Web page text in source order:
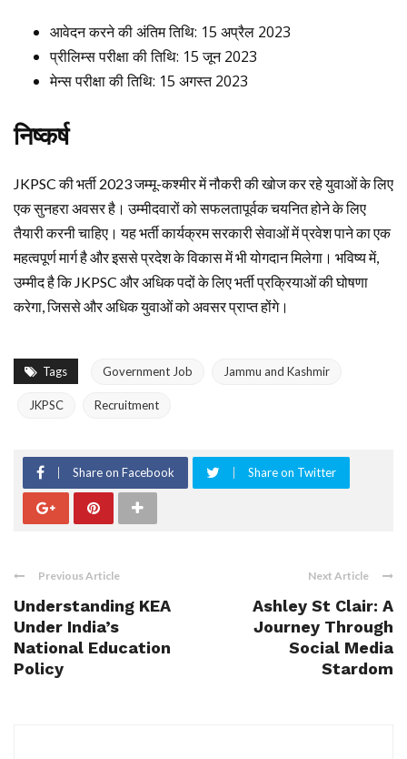
आवेदन करने की अंतिम तिथि: 15 अप्रैल 2023
प्रीलिम्स परीक्षा की तिथि: 15 जून 2023
मेन्स परीक्षा की तिथि: 15 अगस्त 2023
निष्कर्ष
JKPSC की भर्ती 2023 जम्मू-कश्मीर में नौकरी की खोज कर रहे युवाओं के लिए
एक सुनहरा अवसर है। उम्मीदवारों को सफलतापूर्वक चयनित होने के लिए
तैयारी करनी चाहिए। यह भर्ती कार्यक्रम सरकारी सेवाओं में प्रवेश पाने का एक
महत्वपूर्ण मार्ग है और इससे प्रदेश के विकास में भी योगदान मिलेगा। भविष्य में,
उम्मीद है कि JKPSC और अधिक पदों के लिए भर्ती प्रक्रियाओं की घोषणा
करेगा, जिससे और अधिक युवाओं को अवसर प्राप्त होंगे।
Tags Government Job Jammu and Kashmir
JKPSC Recruitment
Share on Facebook Share on Twitter
Previous Article
Understanding KEA
Under India’s
National Education
Policy
Next Article
Ashley St Clair: A
Journey Through
Social Media
Stardom